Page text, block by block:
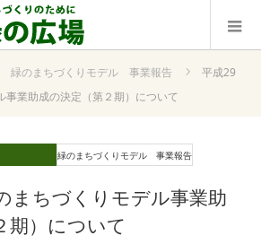
緑のまちづくりモデル 事業報告
平成29
事業助成の決定（第２期）について
緑のまちづくりモデル 事業報告
まちづくりモデル事業助
期）について